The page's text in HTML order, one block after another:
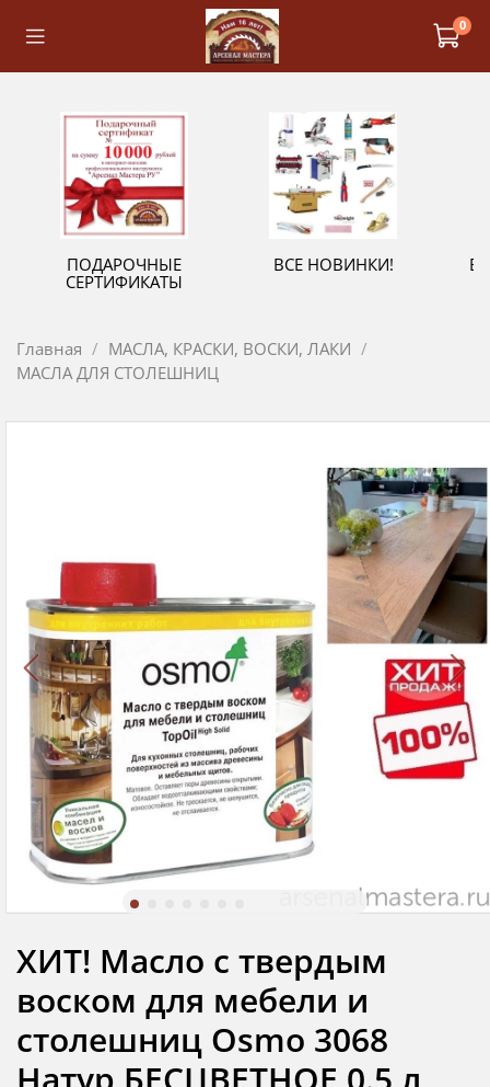
0
ПОДАРОЧНЫЕ
СЕРТИФИКАТЫ
ВСЕ НОВИНКИ!
Главная
МАСЛА, КРАСКИ, ВОСКИ, ЛАКИ
МАСЛА ДЛЯ СТОЛЕШНИЦ
ХИТ! Масло с твердым
воском для мебели и
столешниц Osmo 3068